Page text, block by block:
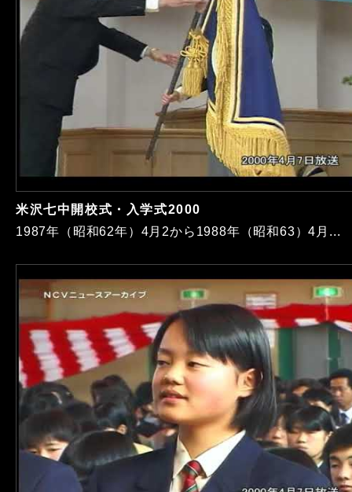
米沢七中開校式・入学式2000
1987年（昭和62年）4月2から1988年（昭和63）4月...